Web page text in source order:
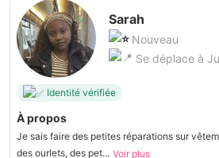
Sarah
Nouveau
Se déplace à
Identité vérifiée
À propos
Je sais faire des petites réparations sur
des ourlets, des pet... Voir plus